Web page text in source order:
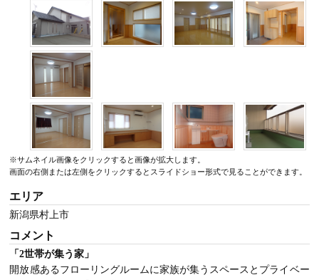
※サムネイル画像をクリックすると画像が拡大します。
画面の右側または左側をクリックするとスライドショー形式で見ることができます。
エリア
新潟県村上市
コメント
「2世帯が集う家」
開放感あるフローリングルームに家族が集うスペースとプライベー